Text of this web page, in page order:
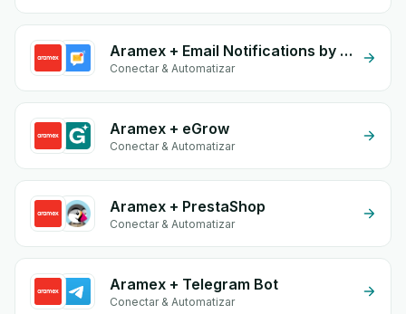
Aramex + Email Notifications by eGrow
Conectar & Automatizar
Aramex + eGrow
Conectar & Automatizar
Aramex + PrestaShop
Conectar & Automatizar
Aramex + Telegram Bot
Conectar & Automatizar